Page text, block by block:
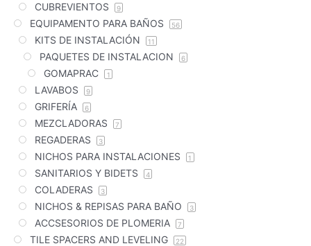
CUBREVIENTOS 9
EQUIPAMENTO PARA BAÑOS 56
KITS DE INSTALACIÓN 11
PAQUETES DE INSTALACION 6
GOMAPRAC 1
LAVABOS 9
GRIFERÍA 6
MEZCLADORAS 7
REGADERAS 3
NICHOS PARA INSTALACIONES 1
SANITARIOS Y BIDETS 4
COLADERAS 3
NICHOS & REPISAS PARA BAÑO 3
ACCSESORIOS DE PLOMERIA 7
TILE SPACERS AND LEVELING 22